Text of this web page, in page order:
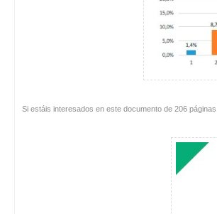
Si estáis interesados en este documento de 206 páginas,